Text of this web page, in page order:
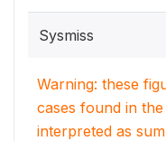
Sysmiss
Warning: these
cases found in
interpreted as